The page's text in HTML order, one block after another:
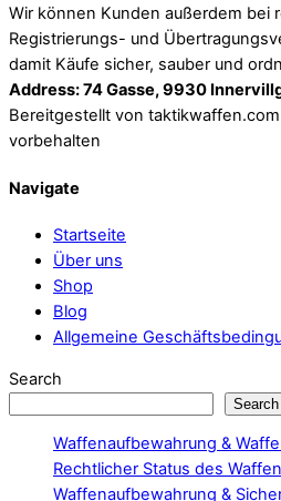
Wir können Kunden außerdem bei
Registrierungs- und
damit Käufe sicher, sauber und
Address: 74 Gasse, 9930
Bereitgestellt von
vorbehalten
Navigate
Startseite
Über uns
Shop
Blog
Allgemeine
Search
Search
Waffenaufbewahrung &
Rechtlicher Status des
Waffenaufbewahrung &